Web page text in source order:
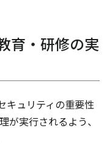
育・研修の実
キュリティの重要性
が実行されるよう、